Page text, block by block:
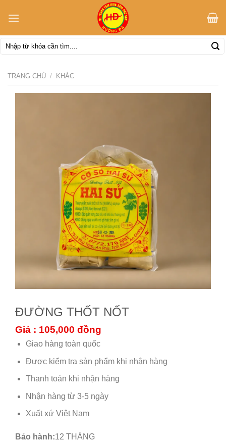
Tìm
kiếm:
TRANG CHỦ / KHÁC
ĐƯỜNG THỐT NỐT
Giá : 105,000 đồng
Giao hàng toàn quốc
Được kiểm tra sản phẩm khi nhận hàng
Thanh toán khi nhận hàng
Nhận hàng từ 3-5 ngày
Xuất xứ Việt Nam
Bảo hành:12 THÁNG